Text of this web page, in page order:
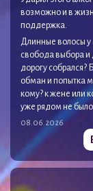
возможно и в
поддержка.
Длинные волосы
свобода выбора и
дорогу
обман и попытка
кому? к жене или
уже рядом не
08.06.2026